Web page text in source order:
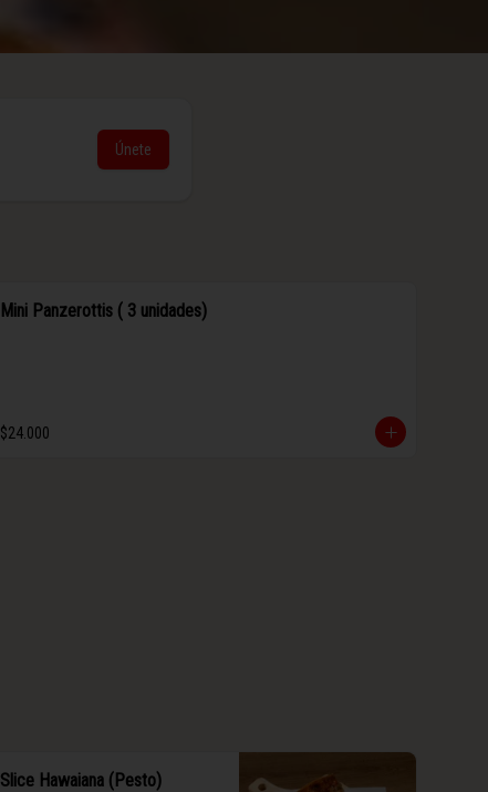
Únete
Mini Panzerottis ( 3 unidades)
$24.000
Slice Hawaiana (Pesto)